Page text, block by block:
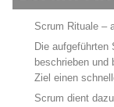
Scrum Rituale –
Die
beschrieben und
Ziel einen
Scrum dient